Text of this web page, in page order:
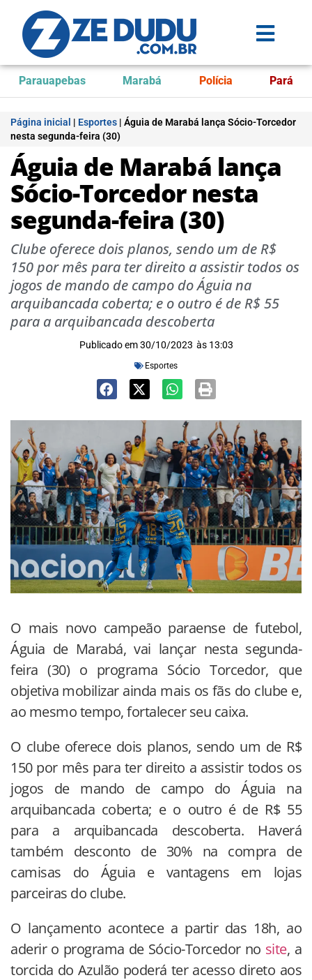
Parauapebas Marabá Polícia Pará
Página inicial | Esportes | Águia de Marabá lança Sócio-Torcedor
nesta segunda-feira (30)
Águia de Marabá lança
Sócio-Torcedor nesta
segunda-feira (30)
Clube oferece dois planos, sendo um de R$
150 por mês para ter direito a assistir todos os
jogos de mando de campo do Águia na
arquibancada coberta; e o outro é de R$ 55
para a arquibancada descoberta
Publicado em 30/10/2023 às 13:03
Esportes
O mais novo campeão paraense de futebol,
Águia de Marabá, vai lançar nesta segunda-
feira (30) o programa Sócio Torcedor, que
objetiva mobilizar ainda mais os fãs do clube e,
ao mesmo tempo, fortalecer seu caixa.
O clube oferece dois planos, sendo um de R$
150 por mês para ter direito a assistir todos os
jogos de mando de campo do Águia na
arquibancada coberta; e o outro é de R$ 55
para a arquibancada descoberta. Haverá
também desconto de 30% na compra de
camisas do Águia e vantagens em lojas
parceiras do clube.
O lançamento acontece a partir das 18h, ao
aderir o programa de Sócio-Torcedor no site, a
torcida do Azulão poderá ter acesso direto aos